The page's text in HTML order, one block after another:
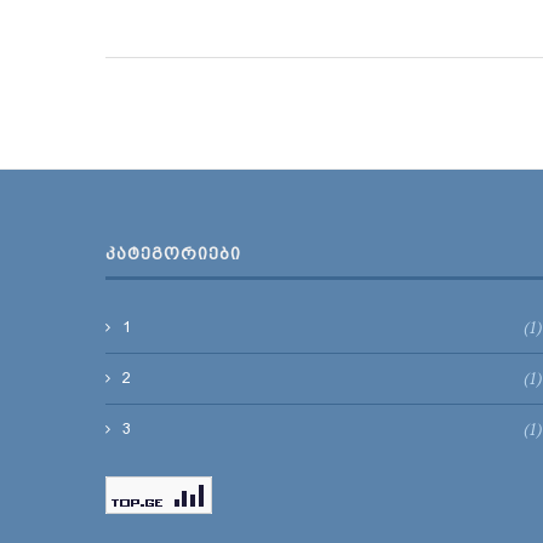
ᲙᲐᲢᲔᲒᲝᲠᲘᲔᲑᲘ
1 (1)
2 (1)
3 (1)